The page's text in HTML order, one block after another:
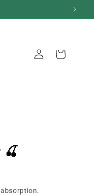
AnslutningKorg
🍒